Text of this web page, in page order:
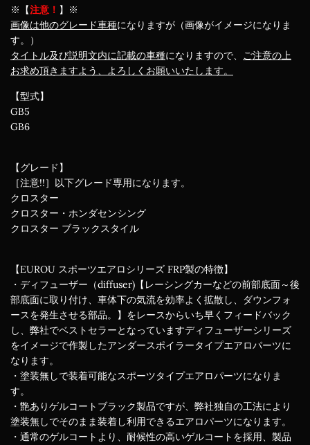
※【注意！ 】※
画像は他のグレード車種になりますが（画像がイメージになりま
す。）
タイトル及び説明文内に記載の車種になりますので、 ご注意の上
お求め頂きますよう、よろしくお願いいたします。
【型式】
GB5
GB6
【グレード】
［注意!!］以下グレード専用になります。
クロスター
クロスター・ホンダセンシング
クロスター ブラックスタイル
【EUROU スポーツエアロシリーズ FRP製の特徴】
・ディフューザー（diffuser)【レーシングカーなどの前部底面～後
部底面に取り付け、車体下の気流を効率よく拡散し、ダウンフォ
ースを発生させる部品。】をレースからいち早くフィードバック
し、弊社でベストセラーとなっていますディフューザーシリーズ
をイメージで作製したアンダースポイラータイプエアロパーツに
なります。
・塗装無しで装着可能なスポーツタイプエアロパーツになりま
す。
・艶ありゲルコートブラック製品ですが、弊社独自の工法により
塗装無しでそのまま装着し利用できるエアロパーツになります。
・通常のゲルコートより、耐候性の高いゲルコートを採用、製品